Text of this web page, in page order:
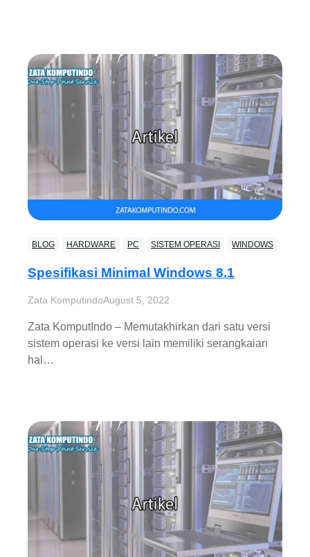
BLOG HARDWARE PC SISTEM OPERASI WINDOWS
Spesifikasi Minimal Windows 8.1
Zata KomputindoAugust 5, 2022
Zata KomputIndo – Memutakhirkan dari satu versi
sistem operasi ke versi lain memiliki serangkaian
hal…